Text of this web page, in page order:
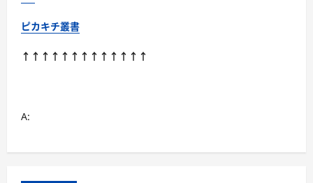
ピカキチ叢書
↑↑↑↑↑↑↑↑↑↑↑↑↑
A: